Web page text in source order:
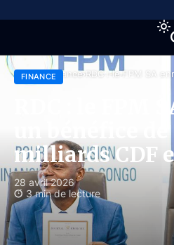
Accueil Finance RDC : le FPM SA
FINANCE
RDC : le FPM
un bénéfice de
milliards CDF
28 avril 2026
3 min de lecture